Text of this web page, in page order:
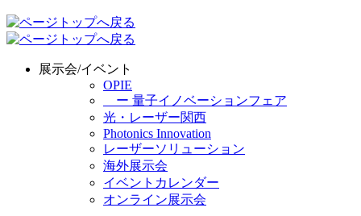
展示会/イベント
OPIE
ー 量子イノベーションフェア
光・レーザー関西
Photonics Innovation
レーザーソリューション
海外展示会
イベントカレンダー
オンライン展示会